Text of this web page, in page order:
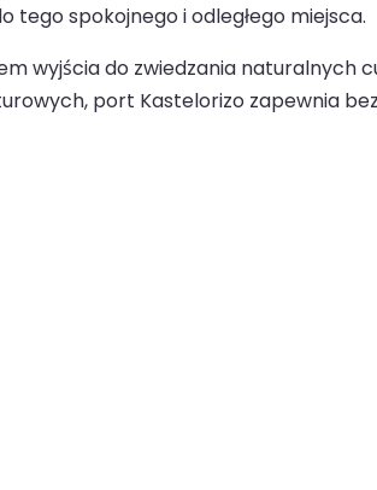
tego spokojnego i odległego miejsca.
wyjścia do zwiedzania naturalnych
port Kastelorizo zapewnia